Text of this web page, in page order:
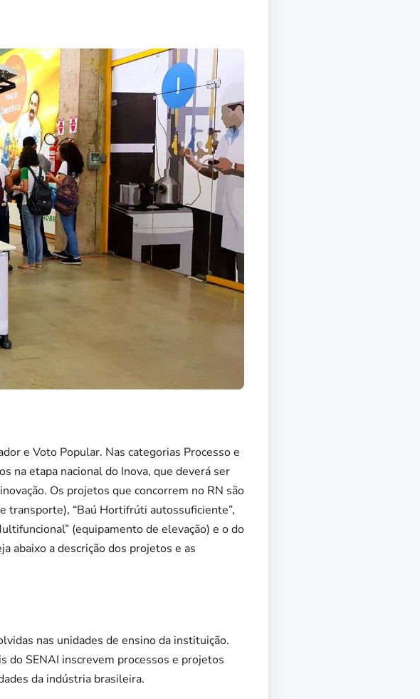
e Voto Popular. Nas categorias Processo e
na etapa nacional do Inova, que deverá ser
Os projetos que concorrem no RN são
transporte), “Baú Hortifrúti autossuficiente”,
(equipamento de elevação) e o do
abaixo a descrição dos projetos e as
nas unidades de ensino da instituição.
do SENAI inscrevem processos e projetos
da indústria brasileira.